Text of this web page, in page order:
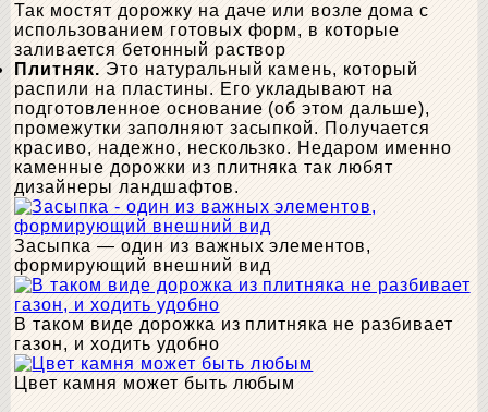
Так мостят дорожку на даче или возле дома с
использованием готовых форм, в которые
заливается бетонный раствор
Плитняк. Это натуральный камень, который
распили на пластины. Его укладывают на
подготовленное основание (об этом дальше),
промежутки заполняют засыпкой. Получается
красиво, надежно, нескользко. Недаром именно
каменные дорожки из плитняка так любят
дизайнеры ландшафтов.
Засыпка — один из важных элементов,
формирующий внешний вид
В таком виде дорожка из плитняка не разбивает
газон, и ходить удобно
Цвет камня может быть любым